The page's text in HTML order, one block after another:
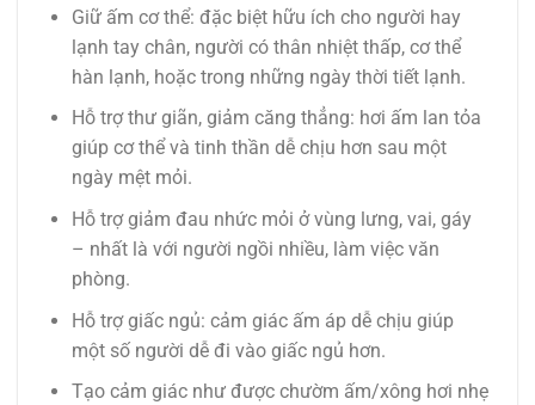
Giữ ấm cơ thể: đặc biệt hữu ích cho người hay
lạnh tay chân, người có thân nhiệt thấp, cơ thể
hàn lạnh, hoặc trong những ngày thời tiết lạnh.
Hỗ trợ thư giãn, giảm căng thẳng: hơi ấm lan tỏa
giúp cơ thể và tinh thần dễ chịu hơn sau một
ngày mệt mỏi.
Hỗ trợ giảm đau nhức mỏi ở vùng lưng, vai, gáy
– nhất là với người ngồi nhiều, làm việc văn
phòng.
Hỗ trợ giấc ngủ: cảm giác ấm áp dễ chịu giúp
một số người dễ đi vào giấc ngủ hơn.
Tạo cảm giác như được chườm ấm/xông hơi nhẹ